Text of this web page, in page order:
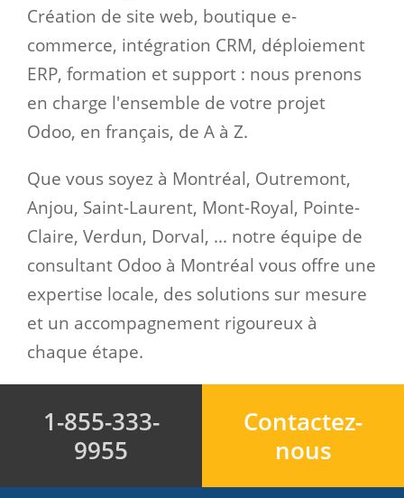
Création de site web, boutique e-
commerce, intégration CRM, déploiement
ERP, formation et support : nous prenons
en charge l'ensemble de votre projet
Odoo, en français, de A à Z.
Que vous soyez à Montréal, Outremont,
Anjou, Saint-Laurent, Mont-Royal, Pointe-
Claire, Verdun, Dorval, ... notre équipe de
consultant Odoo à Montréal vous offre une
expertise locale, des solutions sur mesure
et un accompagnement rigoureux à
chaque étape.
1-855-333-
9955
Contactez-
nous